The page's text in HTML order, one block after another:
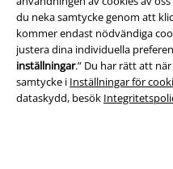
du neka samtycke genom att
kommer endast nödvändiga
justera dina individuella
inställningar.” Du har rätt att
samtycke i Inställningar för
dataskydd, besök
Avfallshantering och miljöskydd
Försäkran om
Information om tillgänglighet